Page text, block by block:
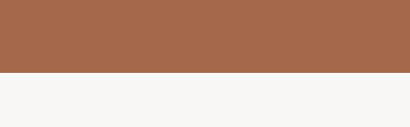
contenu